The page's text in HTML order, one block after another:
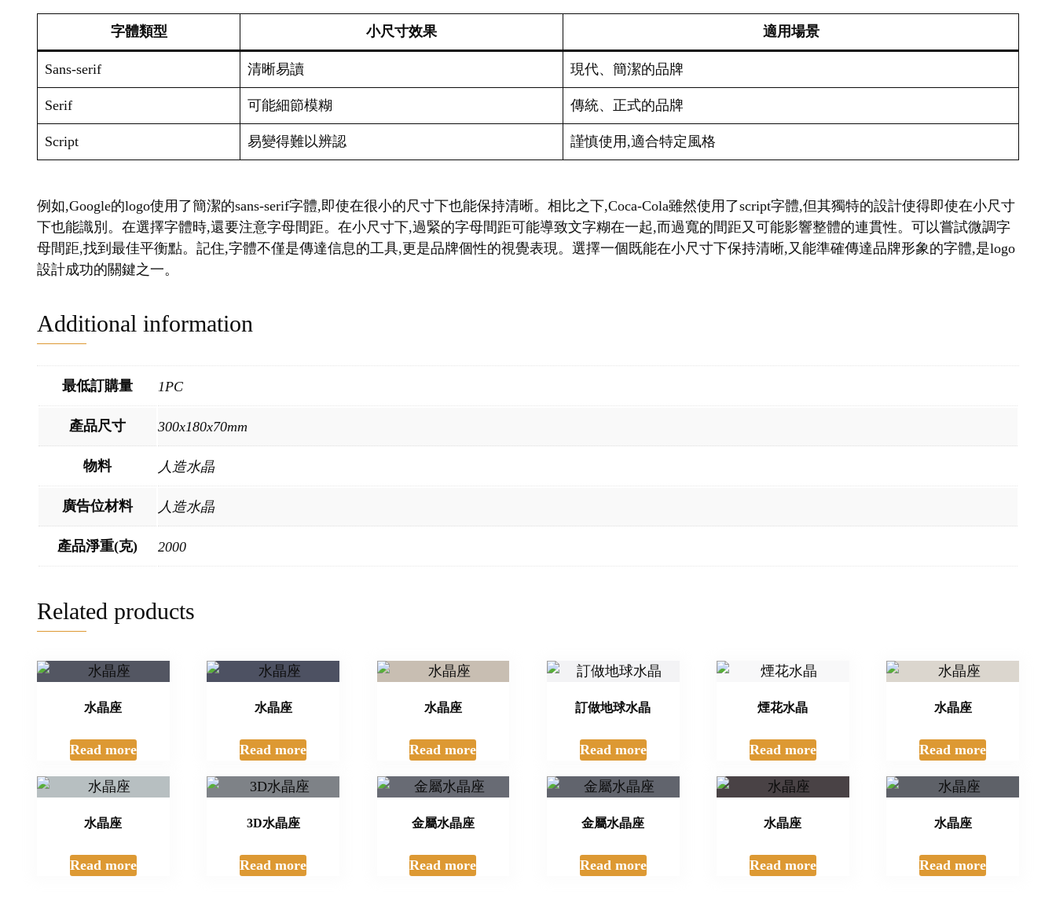
字體類型 小尺寸效果 適用場景
Sans-serif 清晰易讀 現代、簡潔的品牌
Serif 可能細節模糊 傳統、正式的品牌
Script 易變得難以辨認 謹慎使用,適合特定風格
例如,Google的logo使用了簡潔的sans-serif字體,即使在很小的尺寸下也能保持清晰。相比之下,Coca-Cola雖然使用了script字體,但其獨特的設計使得即使在小尺寸
下也能識別。在選擇字體時,還要注意字母間距。在小尺寸下,過緊的字母間距可能導致文字糊在一起,而過寬的間距又可能影響整體的連貫性。可以嘗試微調字
母間距,找到最佳平衡點。記住,字體不僅是傳達信息的工具,更是品牌個性的視覺表現。選擇一個既能在小尺寸下保持清晰,又能準確傳達品牌形象的字體,是logo
設計成功的關鍵之一。
Additional information
最低訂購量 1PC
產品尺寸 300x180x70mm
物料 人造水晶
廣告位材料 人造水晶
產品淨重(克) 2000
Related products
水晶座
Read more
水晶座
Read more
水晶座
Read more
訂做地球水晶
Read more
煙花水晶
Read more
水晶座
Read more
水晶座
Read more
3D水晶座
Read more
金屬水晶座
Read more
金屬水晶座
Read more
水晶座
Read more
水晶座
Read more